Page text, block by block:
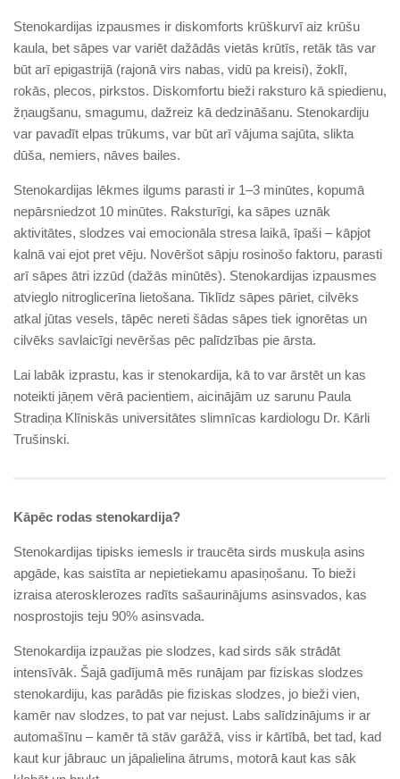
Stenokardijas izpausmes ir diskomforts krūškurvī aiz krūšu
kaula, bet sāpes var variēt dažādās vietās krūtīs, retāk tās var
būt arī epigastrijā (rajonā virs nabas, vidū pa kreisi), žoklī,
rokās, plecos, pirkstos. Diskomfortu bieži raksturo kā spiedienu,
žņaugšanu, smagumu, dažreiz kā dedzināšanu. Stenokardiju
var pavadīt elpas trūkums, var būt arī vājuma sajūta, slikta
dūša, nemiers, nāves bailes.
Stenokardijas lēkmes ilgums parasti ir 1–3 minūtes, kopumā
nepārsniedzot 10 minūtes. Raksturīgi, ka sāpes uznāk
aktivitātes, slodzes vai emocionāla stresa laikā, īpaši – kāpjot
kalnā vai ejot pret vēju. Novēršot sāpju rosinošo faktoru, parasti
arī sāpes ātri izzūd (dažās minūtēs). Stenokardijas izpausmes
atvieglo nitroglicerīna lietošana. Tiklīdz sāpes pāriet, cilvēks
atkal jūtas vesels, tāpēc nereti šādas sāpes tiek ignorētas un
cilvēks savlaicīgi nevēršas pēc palīdzības pie ārsta.
Lai labāk izprastu, kas ir stenokardija, kā to var ārstēt un kas
noteikti jāņem vērā pacientiem, aicinājām uz sarunu Paula
Stradiņa Klīniskās universitātes slimnīcas kardiologu Dr. Kārli
Trušinski.
Kāpēc rodas stenokardija?
Stenokardijas tipisks iemesls ir traucēta sirds muskuļa asins
apgāde, kas saistīta ar nepietiekamu apasiņošanu. To bieži
izraisa aterosklerozes radīts sašaurinājums asinsvados, kas
nosprostojis teju 90% asinsvada.
Stenokardija izpaužas pie slodzes, kad sirds sāk strādāt
intensīvāk. Šajā gadījumā mēs runājam par fiziskas slodzes
stenokardiju, kas parādās pie fiziskas slodzes, jo bieži vien,
kamēr nav slodzes, to pat var nejust. Labs salīdzinājums ir ar
automašīnu – kamēr tā stāv garāžā, viss ir kārtībā, bet tad, kad
kaut kur jābrauc un jāpalielina ātrums, motorā kaut kas sāk